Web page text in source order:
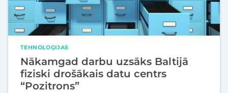
TEHNOLOĢIJAS
Nākamgad darbu uzsāks Baltijā
fiziski drošākais datu centrs
“Pozitrons”